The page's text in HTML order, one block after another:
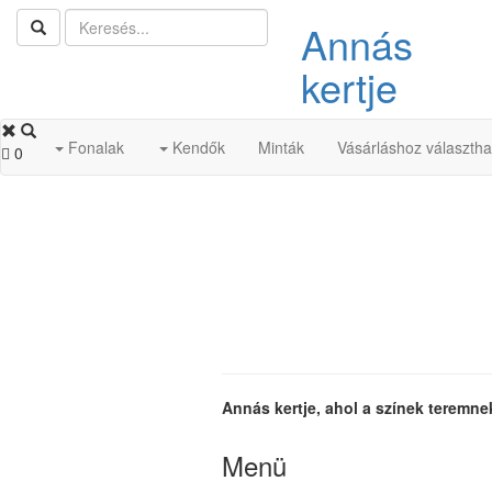
Annás
kertje
0 Fonalak Kendők Minták Vásárláshoz
Annás kertje, ahol a színek
Menü